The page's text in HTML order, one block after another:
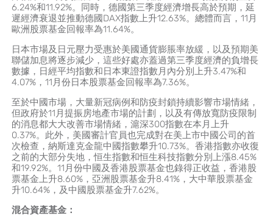
6.24%和11.92%。同時，德國第三季度經濟增長高於預期，延
遲經濟衰退並推動德國DAX指數上升12.63%。總體而言，11月
歐洲股票基金回報率為11.64%。
日本市場及日元壓力受惠於美國通貨膨脹率放緩，以及預期美
聯儲加息將逐步減少，這些好處亦蓋過第三季度經濟的負增長
數據，日經平均指數和日本東證指數月內分別上升3.47%和
4.07%，11月份日本股票基金回報率為7.36%。
至於中國市場，大量新冠病例和防疫封鎖持續影響市場情緒，
但政府於11月提振房地產市場的計劃，以及有傳放寬防疫限制
的消息都大大改善市場情緒，滬深300指數在本月上升
0.37%。此外，美國審計官員也完成對在美上市中國公司的首
次檢查，納斯達克金龍中國指數攀升10.73%。香港指數亦收復
之前的大部分失地，恒生指數和恒生科技指數分別上漲8.45%
和19.92%。11月份中國及香港股票基金也錄得正收益，香港股
票基金上升8.60%，亞洲股票基金升8.41%，大中華股票基金
升10.64%，及中國股票基金升7.62%。
混合資產基金：